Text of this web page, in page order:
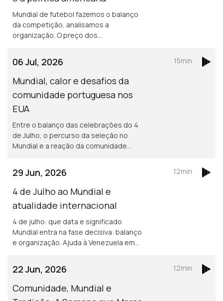
Mundial de futebol fazemos o balanço
da competição, analisamos a
organização. O preço dos
na política americana.
06 Jul, 2026
Mundial, calor e desafios da
comunidade portuguesa nos
EUA
Entre o balanço das celebrações do 4
de Julho, o percurso da seleção no
Mundial e a reação da comunidade
de Emídio Sousa às comunidades nos
EUA
15min
29 Jun, 2026
4 de Julho ao Mundial e
atualidade internacional
4 de julho: que data e significado
Mundial entra na fase decisiva: balanço
e organização. Ajuda à Venezuela em
congeladas em Nova Iorque
12min
22 Jun, 2026
Comunidade, Mundial e
12min